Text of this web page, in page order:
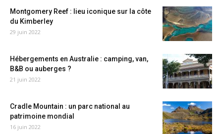
Montgomery Reef : lieu iconique sur la côte
du Kimberley
29 juin 2022
Hébergements en Australie : camping, van,
B&B ou auberges ?
21 juin 2022
Cradle Mountain : un parc national au
patrimoine mondial
16 juin 2022